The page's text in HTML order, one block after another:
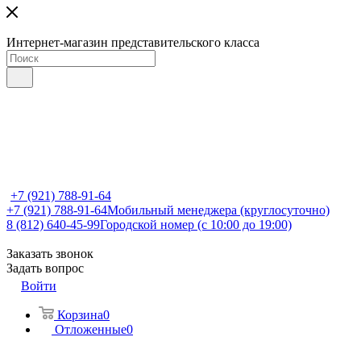
Интернет-магазин представительского класса
+7 (921) 788-91-64
+7 (921) 788-91-64Мобильный менеджера (круглосуточно)
8 (812) 640-45-99Городской номер (с 10:00 до 19:00)
Заказать звонок
Задать вопрос
Войти
Корзина0
Отложенные0